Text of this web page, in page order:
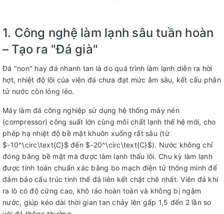
1. Công nghệ làm lạnh sâu tuần hoàn
– Tạo ra "Đá già"
Đá "non" hay đá nhanh tan là do quá trình làm lạnh diễn ra hời
hợt, nhiệt độ lõi của viên đá chưa đạt mức âm sâu, kết cấu phân
tử nước còn lỏng lẻo.
Máy làm đá công nghiệp sử dụng hệ thống máy nén
(compressor) công suất lớn cùng môi chất lạnh thế hệ mới, cho
phép hạ nhiệt độ bề mặt khuôn xuống rất sâu (từ
$-10^\circ\text{C}$ đến $-20^\circ\text{C}$). Nước không chỉ
đóng băng bề mặt mà được làm lạnh thấu lõi. Chu kỳ làm lạnh
được tính toán chuẩn xác bằng bo mạch điện tử thông minh để
đảm bảo cấu trúc tinh thể đá liên kết chặt chẽ nhất. Viên đá khi
ra lò có độ cứng cao, khô ráo hoàn toàn và không bị ngậm
nước, giúp kéo dài thời gian tan chảy lên gấp 1,5 đến 2 lần so